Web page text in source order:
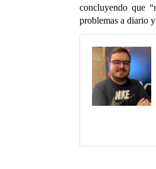
concluyendo que
problemas a diario